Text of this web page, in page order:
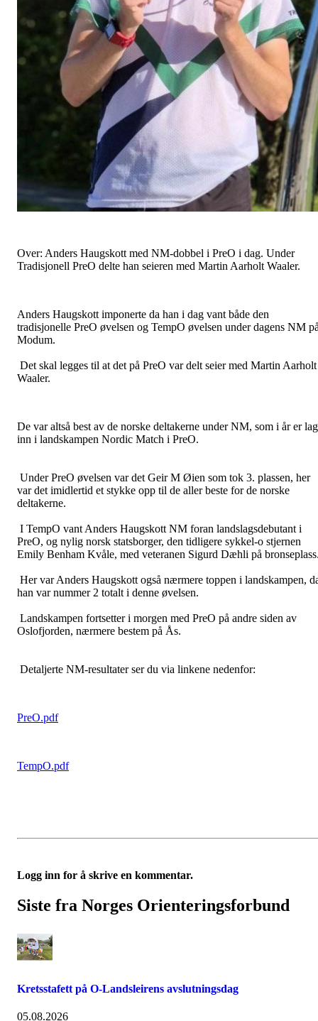
Over: Anders Haugskott med NM-dobbel i PreO i dag. Under
Tradisjonell PreO delte han seieren med Martin Aarholt Waaler.
Anders Haugskott imponerte da han i dag vant både den
tradisjonelle PreO øvelsen og TempO øvelsen under dagens NM
Modum.
Det skal legges til at det på PreO var delt seier med Martin Aarholt
Waaler.
De var altså best av de norske deltakerne under NM, som i år er
inn i landskampen Nordic Match i PreO.
Under PreO øvelsen var det Geir M Øien som tok 3. plassen, her
var det imidlertid et stykke opp til de aller beste for de norske
deltakerne.
I TempO vant Anders Haugskott NM foran landslagsdebutant i
PreO, og nylig norsk statsborger, den tidligere sykkel-o stjernen
Emily Benham Kvåle, med veteranen Sigurd Dæhli på
Her var Anders Haugskott også nærmere toppen i landskampen,
han var nummer 2 totalt i denne øvelsen.
Landskampen fortsetter i morgen med PreO på andre siden av
Oslofjorden, nærmere bestem på Ås.
Detaljerte NM-resultater ser du via linkene nedenfor:
PreO.pdf
TempO.pdf
Logg inn for å skrive en kommentar.
Siste fra Norges Orienteringsforbund
Kretsstafett på O-Landsleirens avslutningsdag
05.08.2026